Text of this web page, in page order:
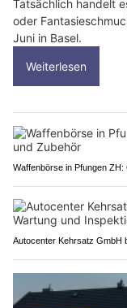
Tatsächlich handelt
oder
Juni in Basel.
Weiterlesen
Waffenbörse in Pfungen
Autocenter Kehrsatz GmbH